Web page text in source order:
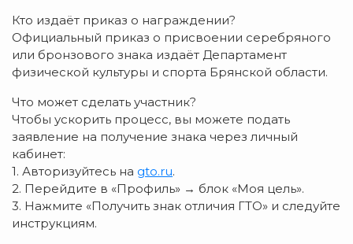
Кто издаёт приказ о награждении?
Официальный приказ о присвоении серебряного
или бронзового знака издаёт Департамент
физической культуры и спорта Брянской области.
Что может сделать участник?
Чтобы ускорить процесс, вы можете подать
заявление на получение знака через личный
кабинет:
1. Авторизуйтесь на gto.ru.
2. Перейдите в «Профиль» → блок «Моя цель».
3. Нажмите «Получить знак отличия ГТО» и следуйте
инструкциям.